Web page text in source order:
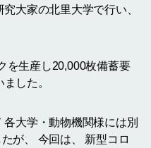
大家の北里大学で行い、
を生産し20,000枚備蓄要
した。
大学・動物機関様には別
が、 今回は、 新型コロ